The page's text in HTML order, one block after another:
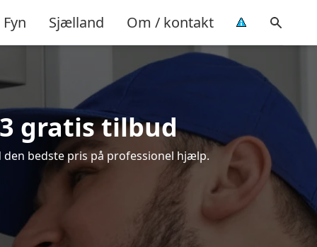
Fyn Sjælland Om / kontakt
gratis tilbud
bedste pris på professionel hjælp.